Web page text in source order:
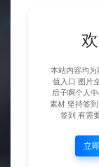
本站内容均
值入口 图片
后子啊个人
素材 坚持签
签到 有需
立